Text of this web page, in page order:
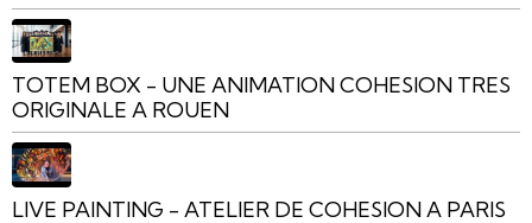
TOTEM BOX - UNE ANIMATION COHESION TRES
ORIGINALE A ROUEN
LIVE PAINTING - ATELIER DE COHESION A PARIS